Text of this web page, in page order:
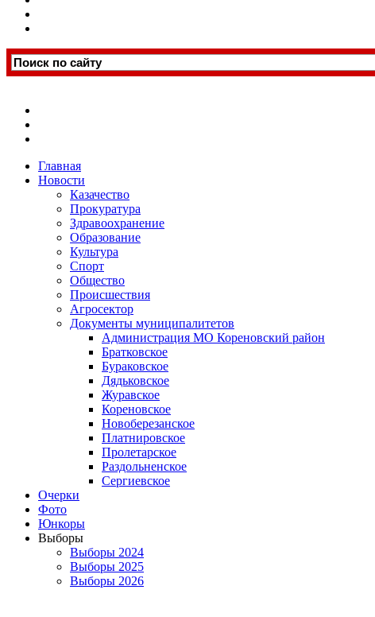
Главная
Новости
Казачество
Прокуратура
Здравоохранение
Образование
Культура
Спорт
Общество
Происшествия
Агросектор
Документы муниципалитетов
Администрация МО Кореновский район
Братковское
Бураковское
Дядьковское
Журавское
Кореновское
Новоберезанское
Платнировское
Пролетарское
Раздольненское
Сергиевское
Очерки
Фото
Юнкоры
Выборы
Выборы 2024
Выборы 2025
Выборы 2026